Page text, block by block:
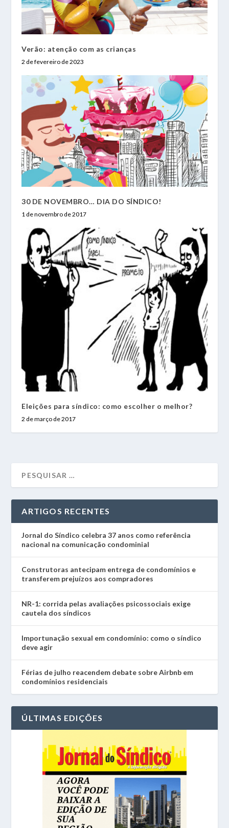
Verão: atenção com as crianças
2 de fevereiro de 2023
30 DE NOVEMBRO… DIA DO SÍNDICO!
1 de novembro de 2017
Eleições para síndico: como escolher o melhor?
2 de março de 2017
ARTIGOS RECENTES
Jornal do Síndico celebra 37 anos como referência
nacional na comunicação condominial
Construtoras antecipam entrega de condomínios e
transferem prejuízos aos compradores
NR-1: corrida pelas avaliações psicossociais exige
cautela dos síndicos
Importunação sexual em condomínio: como o síndico
deve agir
Férias de julho reacendem debate sobre Airbnb em
condomínios residenciais
ÚLTIMAS EDIÇÕES